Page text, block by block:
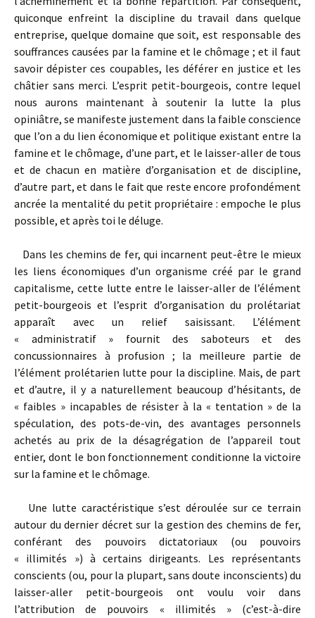
quiconque enfreint la discipline du travail dans quelque
entreprise, quelque domaine que soit, est responsable des
souffrances causées par la famine et le chômage ; et il faut
savoir dépister ces coupables, les déférer en justice et les
châtier sans merci. L’esprit petit-bourgeois, contre lequel
nous aurons maintenant à soutenir la lutte la plus
opiniâtre, se manifeste justement dans la faible conscience
que l’on a du lien économique et politique existant entre la
famine et le chômage, d’une part, et le laisser-aller de tous
et de chacun en matière d’organisation et de discipline,
d’autre part, et dans le fait que reste encore profondément
ancrée la mentalité du petit propriétaire : empoche le plus
possible, et après toi le déluge.
Dans les chemins de fer, qui incarnent peut-être le mieux
les liens économiques d’un organisme créé par le grand
capitalisme, cette lutte entre le laisser-aller de l’élément
petit-bourgeois et l’esprit d’organisation du prolétariat
apparaît avec un relief saisissant. L’élément
« administratif » fournit des saboteurs et des
concussionnaires à profusion ; la meilleure partie de
l’élément prolétarien lutte pour la discipline. Mais, de part
et d’autre, il y a naturellement beaucoup d’hésitants, de
« faibles » incapables de résister à la « tentation » de la
spéculation, des pots-de-vin, des avantages personnels
achetés au prix de la désagrégation de l’appareil tout
entier, dont le bon fonctionnement conditionne la victoire
sur la famine et le chômage.
Une lutte caractéristique s’est déroulée sur ce terrain
autour du dernier décret sur la gestion des chemins de fer,
conférant des pouvoirs dictatoriaux (ou pouvoirs
« illimités ») à certains dirigeants. Les représentants
conscients (ou, pour la plupart, sans doute inconscients) du
laisser-aller petit-bourgeois ont voulu voir dans
l’attribution de pouvoirs « illimités » (c’est-à-dire